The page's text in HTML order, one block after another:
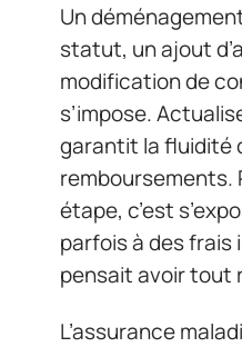
Un
statut, un ajout
modification de
s’impose.
garantit la fluidité
étape, c’est
parfois à des frais
pensait avoir tout
L’assurance